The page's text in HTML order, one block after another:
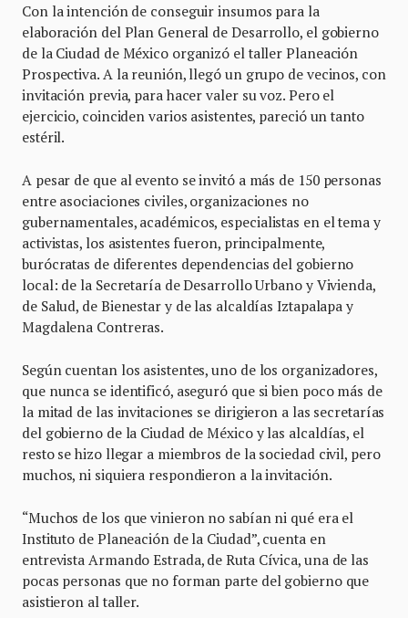
Con la intención de conseguir insumos para la
elaboración del Plan General de Desarrollo, el gobierno
de la Ciudad de México organizó el taller Planeación
Prospectiva. A la reunión, llegó un grupo de vecinos, con
invitación previa, para hacer valer su voz. Pero el
ejercicio, coinciden varios asistentes, pareció un tanto
estéril.
A pesar de que al evento se invitó a más de 150 personas
entre asociaciones civiles, organizaciones no
gubernamentales, académicos, especialistas en el tema y
activistas, los asistentes fueron, principalmente,
burócratas de diferentes dependencias del gobierno
local: de la Secretaría de Desarrollo Urbano y Vivienda,
de Salud, de Bienestar y de las alcaldías Iztapalapa y
Magdalena Contreras.
Según cuentan los asistentes, uno de los organizadores,
que nunca se identificó, aseguró que si bien poco más de
la mitad de las invitaciones se dirigieron a las secretarías
del gobierno de la Ciudad de México y las alcaldías, el
resto se hizo llegar a miembros de la sociedad civil, pero
muchos, ni siquiera respondieron a la invitación.
“Muchos de los que vinieron no sabían ni qué era el
Instituto de Planeación de la Ciudad”, cuenta en
entrevista Armando Estrada, de Ruta Cívica, una de las
pocas personas que no forman parte del gobierno que
asistieron al taller.